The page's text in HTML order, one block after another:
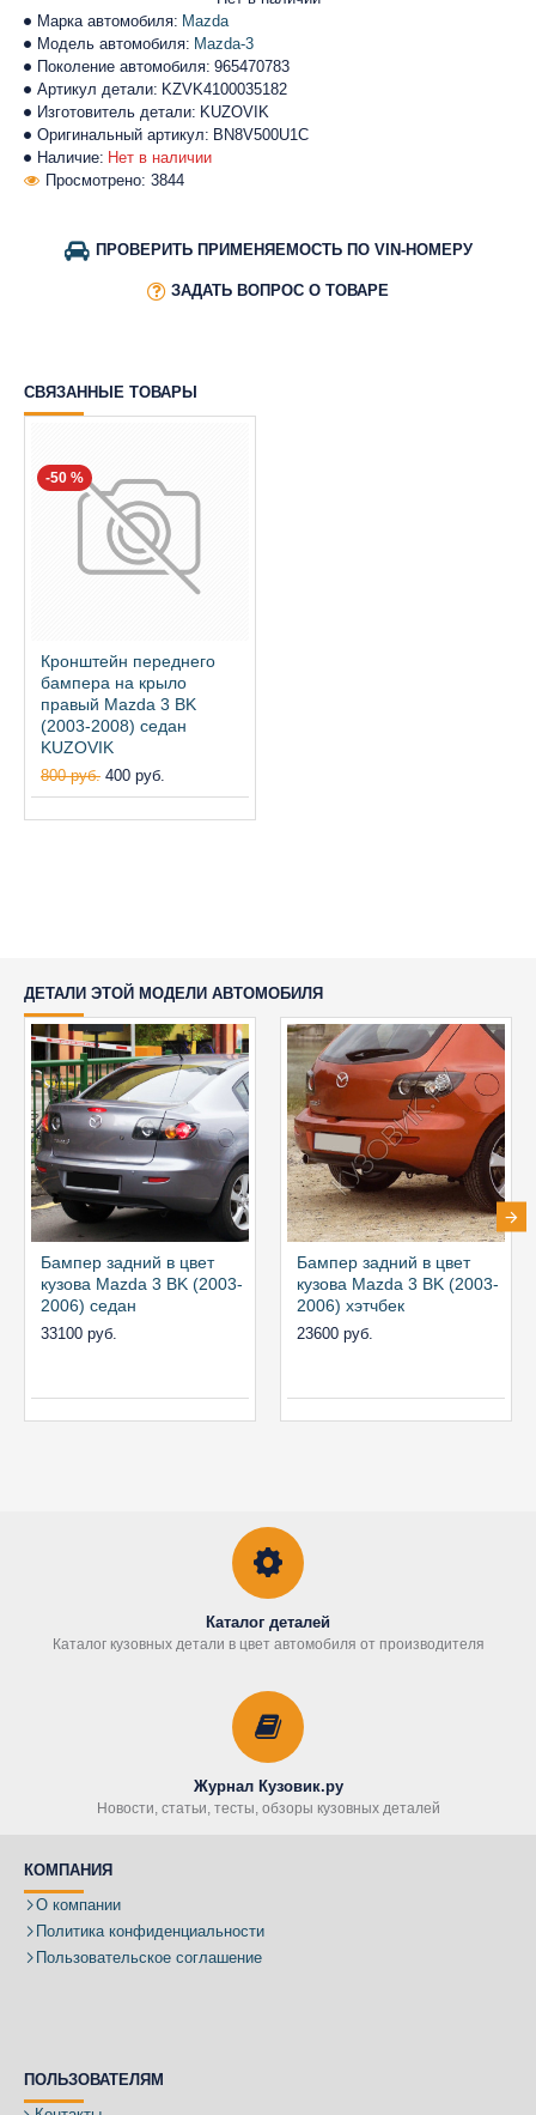
Наличие: Нет в наличии
Марка автомобиля: Mazda
Модель автомобиля: Mazda-3
Поколение автомобиля: 965470783
Артикул детали: KZVK4100035182
Изготовитель детали: KUZOVIK
Оригинальный артикул: BN8V500U1C
Просмотрено: 3844
ПРОВЕРИТЬ ПРИМЕНЯЕМОСТЬ ПО VIN-НОМЕРУ
ЗАДАТЬ ВОПРОС О ТОВАРЕ
СВЯЗАННЫЕ ТОВАРЫ
-50 %
Кронштейн переднего
бампера на крыло
правый Mazda 3 BK
(2003-2008) седан
KUZOVIK
800 руб. 400 руб.
ДЕТАЛИ ЭТОЙ МОДЕЛИ АВТОМОБИЛЯ
Бампер задний в цвет
кузова Mazda 3 BK (2003-
2006) седан
33100 руб.
Бампер задний в цвет
кузова Mazda 3 BK (2003-
2006) хэтчбек
23600 руб.
Каталог деталей
Каталог кузовных детали в цвет автомобиля от производителя
Журнал Кузовик.ру
Новости, статьи, тесты, обзоры кузовных деталей
КОМПАНИЯ
О компании
Политика конфиденциальности
Пользовательское соглашение
ПОЛЬЗОВАТЕЛЯМ